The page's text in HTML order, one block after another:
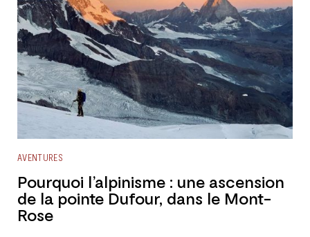
AVENTURES
Pourquoi l’alpinisme : une ascension
de la pointe Dufour, dans le Mont-
Rose